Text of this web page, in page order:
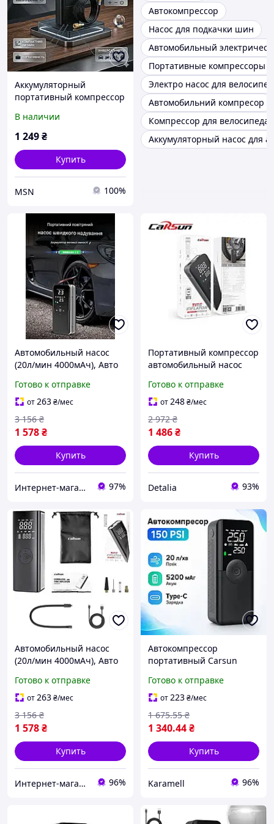
Аккумуляторный
портативный компрессор
Автомобильный
электронный насос с
режимом
В наличии
1 249₴
Купить
MSN 100%
Автокомпрессор
Насос для подкачки шин
Автомобильный
Портативные компрессоры
Электро насос для
Автомобильний компресор
Компрессор для велосипеда
Аккумуляторный насос для
Автомобильный насос
(20л/мин 4000мАч), Авто
Насос с манометром для
авт Готово к отправке
Готово к отправке
от263₴/мес
1 578₴
3 156 ₴
Купить
Интернет-магазин "АТМ" 97%
Портативный компрессор
автомобильный насос
Компрессор насос,
Аккумуляторный
компрессор для авто, TBX
Готово к отправке
от248₴/мес
1 486₴
2 972 ₴
Купить
Detalia 93%
Автомобильный насос
(20л/мин 4000мАч), Авто
Насос с манометром для а
Доставка по Украине
Готово к отправке
от263₴/мес
1 578₴
3 156 ₴
Купить
Интернет-магазин "Little Sam" 96%
Автокомпрессор
портативный Carsun
5200 мАч 70 Вт поток 20
лмин LED дисплей
режимы авто мото вело
мячи
Готово к отправке
от223₴/мес
1 340.44₴
1 675.55 ₴
Купить
Karamell 96%